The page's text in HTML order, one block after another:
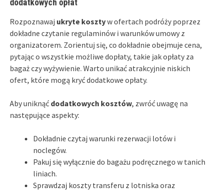
dodatkowych opłat
Rozpoznawaj ukryte kosztyw ofertach podróży poprzez
dokładne czytanie regulaminów i warunków umowy z
organizatorem. Zorientuj się, co dokładnie obejmuje cena,
pytając o wszystkie możliwe dopłaty, takie jak opłaty za
bagaż czy wyżywienie. Warto unikać atrakcyjnie niskich
ofert, które mogą kryć dodatkowe opłaty.
Aby uniknąć dodatkowych kosztów, zwróć uwagę na
następujące aspekty:
Dokładnie czytaj warunki rezerwacji lotów i
noclegów.
Pakuj się wyłącznie do bagażu podręcznego w tanich
liniach.
Sprawdzaj koszty transferu z lotniska oraz